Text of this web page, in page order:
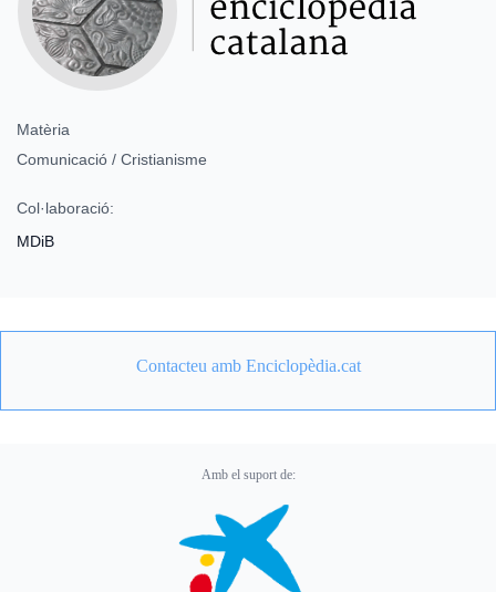
Matèria
Comunicació / Cristianisme
Col·laboració:
MDiB
Contacteu amb Enciclopèdia.cat
Amb el suport de: